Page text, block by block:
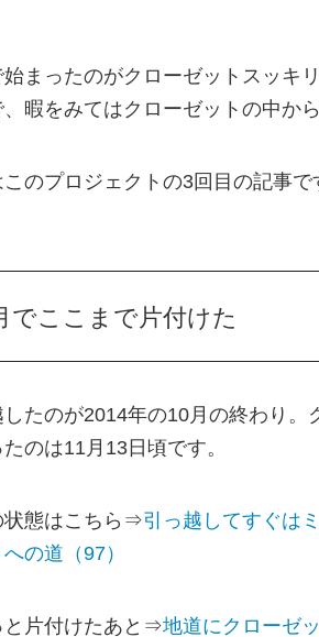
始まったのがクローゼットスッキ
暇をみてはクローゼットの中か
のプロジェクトの3回目の記事で
でここまで片付けた
したのが2014年の10月の終わり。
のは11月13日頃です。
状態はこちら⇒引っ越してすぐは
の道（97）
と片付けたあと⇒地道にクローゼ